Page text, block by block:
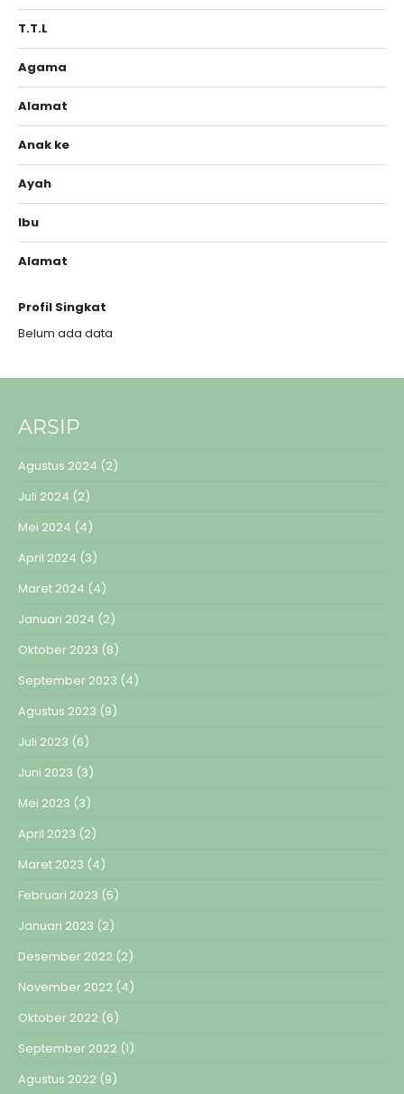
T.T.L
Agama
Alamat
Anak ke
Ayah
Ibu
Alamat
Profil Singkat
Belum ada data
ARSIP
Agustus 2024 (2)
Juli 2024 (2)
Mei 2024 (4)
April 2024 (3)
Maret 2024 (4)
Januari 2024 (2)
Oktober 2023 (8)
September 2023 (4)
Agustus 2023 (9)
Juli 2023 (6)
Juni 2023 (3)
Mei 2023 (3)
April 2023 (2)
Maret 2023 (4)
Februari 2023 (5)
Januari 2023 (2)
Desember 2022 (2)
November 2022 (4)
Oktober 2022 (6)
September 2022 (1)
Agustus 2022 (9)